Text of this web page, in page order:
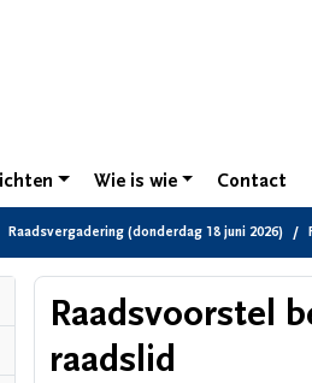
Wie is wie Contact
Raadsvergadering (donderdag 18 juni 2026)
Raadsvoorstel
raadslid